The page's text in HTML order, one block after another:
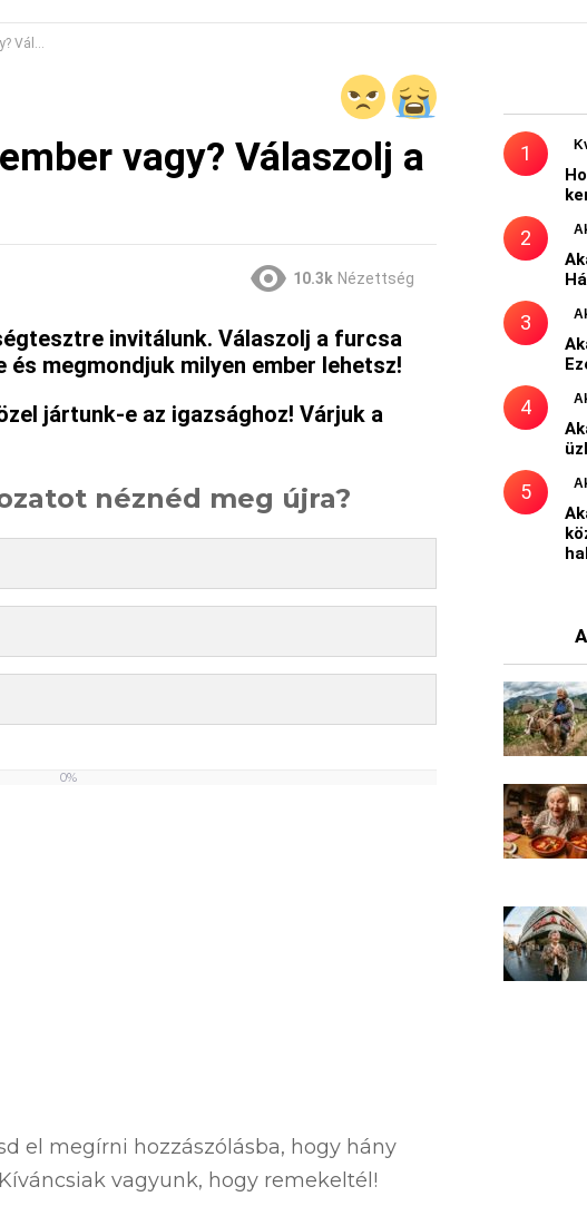
TESZT
vagy? Válaszolj a
10.3k Nézettség
invitálunk. Válaszolj a furcsa
megmondjuk milyen ember lehetsz!
jártunk-e az igazsághoz! Várjuk a
néznéd meg újra?
0%
el megírni hozzászólásba, hogy hány
vagyunk, hogy remekeltél!